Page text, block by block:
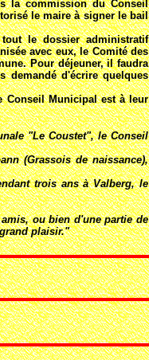
la commission du Conseil
le maire à signer le bail
le dossier administratif
avec eux, le Comité des
Pour déjeuner, il faudra
demandé d'écrire quelques
Conseil Municipal est à leur
"Le Coustet", le Conseil
(Grassois de naissance),
trois ans à Valberg, le
ou bien d'une partie de
plaisir."